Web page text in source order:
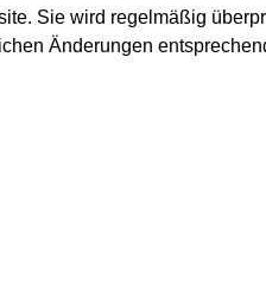
Sie wird regelmäßig
Änderungen